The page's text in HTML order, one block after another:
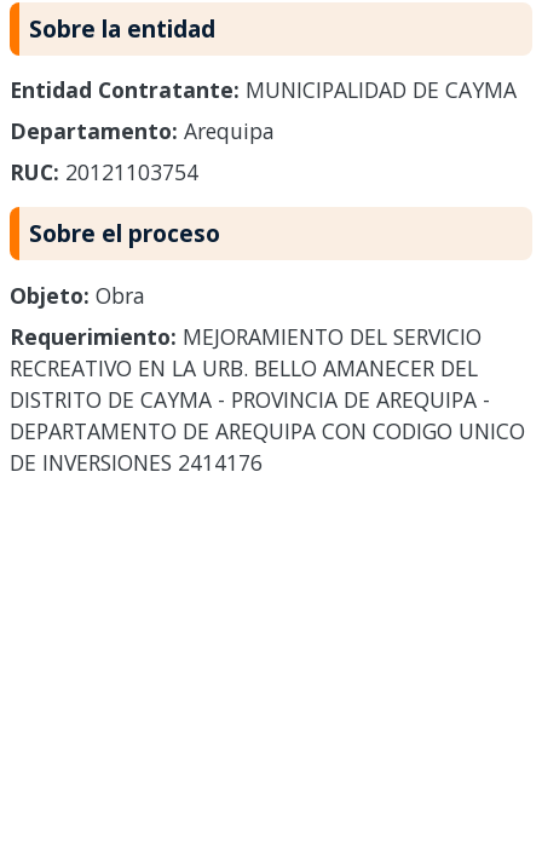
Sobre la entidad
Entidad Contratante: MUNICIPALIDAD DE CAYMA
Departamento: Arequipa
RUC: 20121103754
Sobre el proceso
Objeto: Obra
Requerimiento: MEJORAMIENTO DEL SERVICIO
RECREATIVO EN LA URB. BELLO AMANECER DEL
DISTRITO DE CAYMA - PROVINCIA DE AREQUIPA -
DEPARTAMENTO DE AREQUIPA CON CODIGO UNICO
DE INVERSIONES 2414176